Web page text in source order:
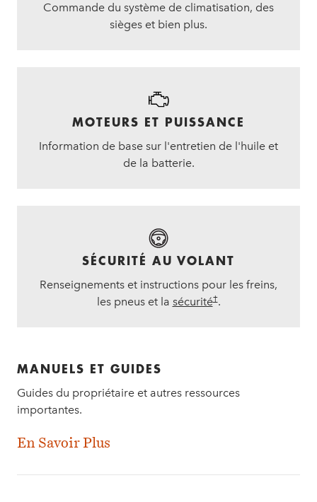
Commande du système de climatisation, des
sièges et bien plus.
MOTEURS ET PUISSANCE
Information de base sur l'entretien de l'huile et
de la batterie.
SÉCURITÉ AU VOLANT
Renseignements et instructions pour les freins,
les pneus et la sécurité†.
MANUELS ET GUIDES
Guides du propriétaire et autres ressources
importantes.
En Savoir Plus